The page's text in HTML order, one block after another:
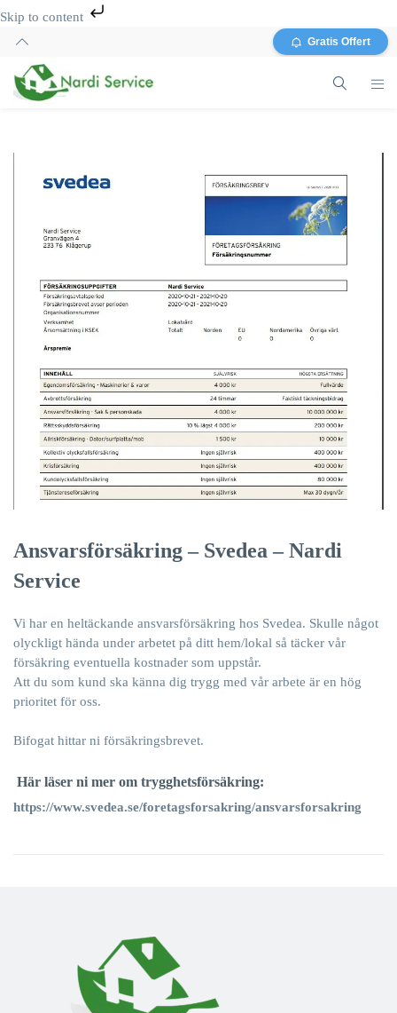
Skip to content
Gratis Offert
Ansvarsförsäkring – Svedea – Nardi
Service
Vi har en heltäckande ansvarsförsäkring hos Svedea. Skulle något
olyckligt hända under arbetet på ditt hem/lokal så täcker vår
försäkring eventuella kostnader som uppstår.
Att du som kund ska känna dig trygg med vår arbete är en hög
prioritet för oss.
Bifogat hittar ni försäkringsbrevet.
Här läser ni mer om trygghetsförsäkring:
https://www.svedea.se/foretagsforsakring/ansvarsforsakring